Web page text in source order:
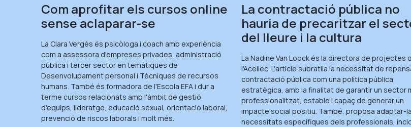
Com aprofitar els cursos online
sense aclaparar-se
La Clara Vergés és psicòloga i coach amb experiència
com a assessora d'empreses privades, administració
pública i tercer sector en temàtiques de
Desenvolupament personal i Tècniques de recursos
humans. També és formadora de l'Escola EFA i dur a
terme cursos relacionats amb l'àmbit de gestió
d'equips, lideratge, educació sexual, orientació laboral,
prevenció de riscos laborals i molt més.
La contractació pública no
hauria de precaritzar el
del lleure i la cultura
La Nadine Van Loock és la directora de projectes
l'Acellec. L'article subratlla la necessitat de
contractació pública com una política pública
estratègica, amb la finalitat de garantir un sector
professionalitzat, estable i capaç de generar un
impacte social positiu. També, proposa adaptar-
necessitats específiques dels professionals,